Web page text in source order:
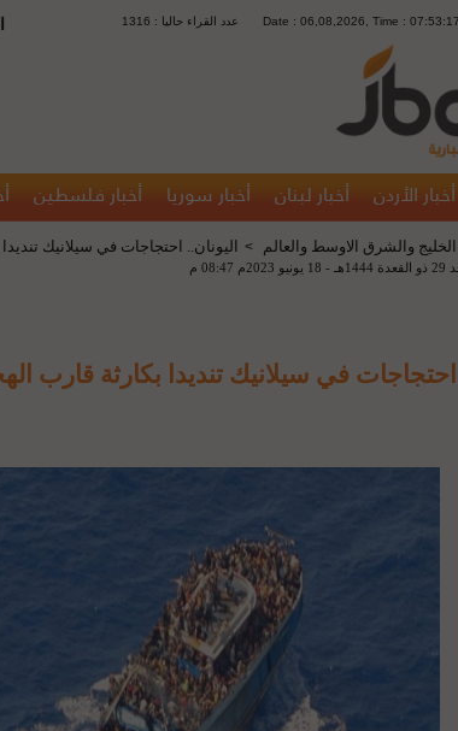
Date : 06,08,2026, Time : 1316 : عدد القراء حاليا
أخبار الأردن أخبار لبنان أخبار سوريا أخبار فلسطين
الخليج والشرق الاوسط والعالم > اليونان.. احتجاجات في سيلانيك
م
احتجاجات في سيلانيك تنديدا بكارثة قارب